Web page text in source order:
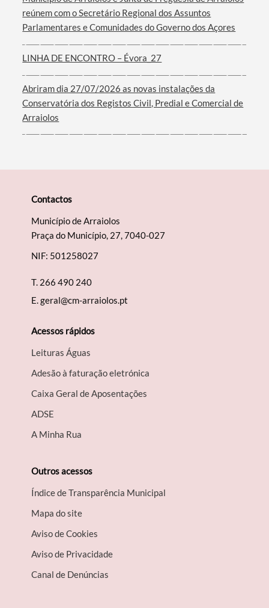
Filtros
reúnem com o Secretário Regional dos Assuntos
Parlamentares e Comunidades do Governo dos Açores
LINHA DE ENCONTRO – Évora_27
Abriram dia 27/07/2026 as novas instalações da
Conservatória dos Registos Civil, Predial e Comercial de
Arraiolos
Contactos
Município de Arraiolos
Praça do Município, 27, 7040-027
NIF: 501258027
T. 266 490 240
E.geral@cm-arraiolos.pt
Acessos rápidos
Leituras Águas
Adesão à faturação eletrónica
Caixa Geral de Aposentações
A​DSE
A Minha Rua
Outros acessos
Índice de Transparência Municipal
Mapa do site
Aviso de Cookies
Aviso de Privacidade
Canal de Denúncias